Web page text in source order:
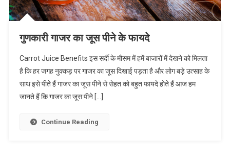
गुणकारी गाजर का जूस पीने के फायदे
Carrot Juice Benefits इस सर्दी के मौसम में हमें बाजारों में देखने को मिलता
है कि हर जगह नुक्कड़ पर गाजर का जूस दिखाई पड़ता है और लोग बड़े उत्साह के
साथ इसे पीते हैं गाजर का जूस पीने से सेहत को बहुत फायदे होते हैं आज हम
जानते हैं कि गाजर का जूस पीने […]
Continue Reading